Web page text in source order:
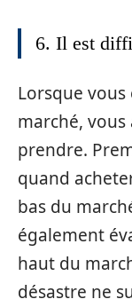
6. Il est
Lorsque
marché, vous
prendre.
quand
bas du
également
haut du
désastre ne